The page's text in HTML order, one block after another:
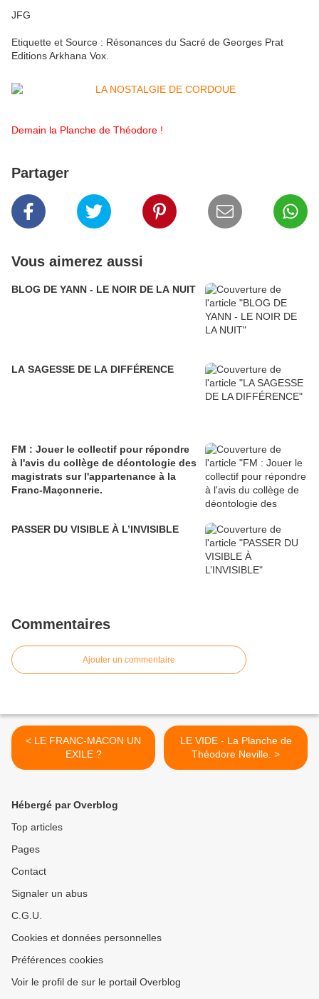
JFG
Etiquette et Source : Résonances du Sacré de Georges Prat
Editions Arkhana Vox.
Demain la Planche de Théodore !
Partager
Vous aimerez aussi
BLOG DE YANN - LE NOIR DE LA NUIT
LA SAGESSE DE LA DIFFÉRENCE
FM : Jouer le collectif pour répondre
à l'avis du collège de déontologie des
magistrats sur l'appartenance à la
Franc-Maçonnerie.
PASSER DU VISIBLE À L’INVISIBLE
Commentaires
Ajouter un commentaire
< LE FRANC-MACON UN
EXILE ?
LE VIDE - La Planche de
Théodore Neville. >
Hébergé par Overblog
Top articles
Pages
Contact
Signaler un abus
C.G.U.
Cookies et données personnelles
Préférences cookies
Voir le profil de sur le portail Overblog